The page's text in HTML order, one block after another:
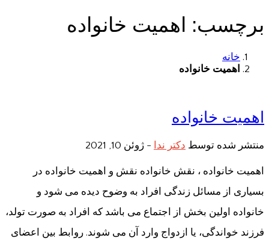
برچسب: اهمیت خانواده
خانه
اهمیت خانواده
اهمیت خانواده
منتشر شده توسط دکتر ندا - ژوئن 10, 2021
اهمیت خانواده ، نقش خانواده نقش و اهمیت خانواده در
بسیاری از مسائل زندگی افراد به وضوح دیده می شود و
خانواده اولین بخش از اجتماع می باشد که افراد به صورت تولد،
فرزند خواندگی، یا ازدواج وارد آن می شوند. روابط بین اعضای